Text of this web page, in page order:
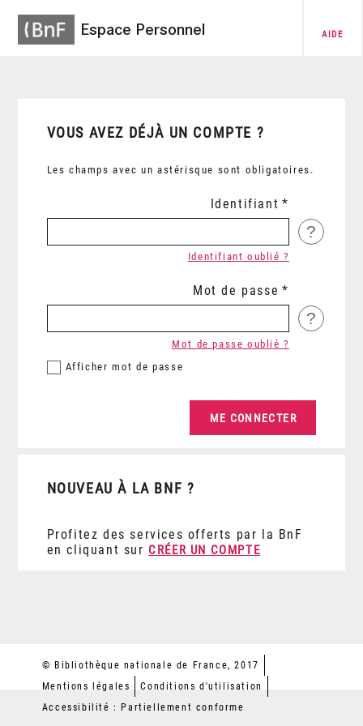
Espace Personnel AIDE
VOUS AVEZ DÉJÀ UN COMPTE ?
Les champs avec un astérisque sont obligatoires.
Identifiant
?
Identifiant oublié ?
Mot de passe
?
Afficher mot de passe
Mot de passe oublié ?
NOUVEAU À LA BNF ?
Profitez des services offerts par la BnF
en cliquant sur CRÉER UN COMPTE
© Bibliothèque nationale de France, 2017
Mentions légales
Conditions d'utilisation
Accessibilité : Partiellement conforme